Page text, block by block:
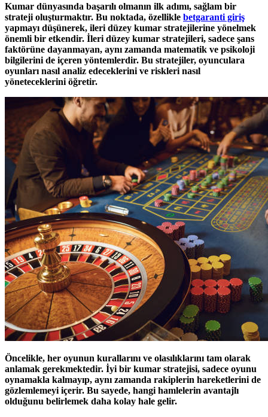
Kumar dünyasında başarılı olmanın ilk adımı, sağlam bir
strateji oluşturmaktır. Bu noktada, özellikle betgaranti giriş
yapmayı düşünerek, ileri düzey kumar stratejilerine yönelmek
önemli bir etkendir. İleri düzey kumar stratejileri, sadece şans
faktörüne dayanmayan, aynı zamanda matematik ve psikoloji
bilgilerini de içeren yöntemlerdir. Bu stratejiler, oyunculara
oyunları nasıl analiz edeceklerini ve riskleri nasıl
yöneteceklerini öğretir.
Öncelikle, her oyunun kurallarını ve olasılıklarını tam olarak
anlamak gerekmektedir. İyi bir kumar stratejisi, sadece oyunu
oynamakla kalmayıp, aynı zamanda rakiplerin hareketlerini de
gözlemlemeyi içerir. Bu sayede, hangi hamlelerin avantajlı
olduğunu belirlemek daha kolay hale gelir.